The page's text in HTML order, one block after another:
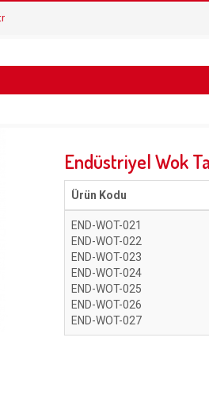
Endüstriyel Wok
Ürün Kodu
END-WOT-021
END-WOT-022
END-WOT-023
END-WOT-024
END-WOT-025
END-WOT-026
END-WOT-027